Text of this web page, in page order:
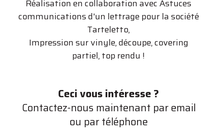
Réalisation en collaboration avec Astuces
communications d'un lettrage pour la société
Tarteletto,
Impression sur vinyle, découpe, covering
partiel, top rendu !
Ceci vous intéresse ?
Contactez-nous maintenant par email
ou par téléphone